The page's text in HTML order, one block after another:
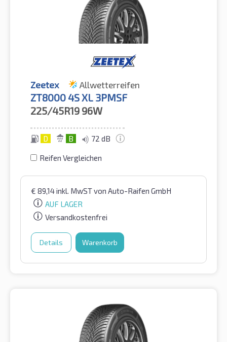
Zeetex Allwetterreifen
ZT8000 4S XL 3PMSF
225/45R19 96W
D B 72 dB
Reifen Vergleichen
€ 89,14inkl. MwSTvon Auto-Raifen GmbH
AUF LAGER
Versandkostenfrei
Details Warenkorb